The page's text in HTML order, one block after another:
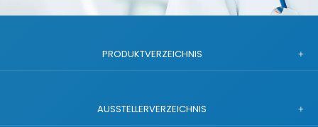
PRODUKTVERZEICHNIS
AUSSTELLERVERZEICHNIS